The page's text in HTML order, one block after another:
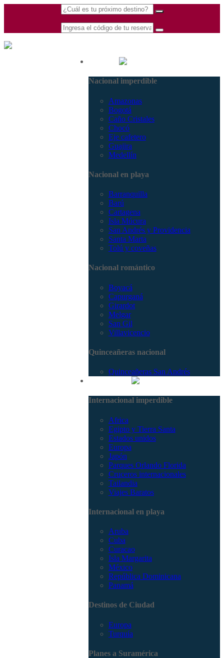
Nacional imperdible
Amazonas
Bogotá
Caño Cristales
Chocó
Eje cafetero
Guajira
Medellín
Nacional en playa
Barranquilla
Barú
Cartagena
Isla Múcura
San Andrés y Providencia
Santa Marta
Tolú y coveñas
Nacional romántico
Boyacá
Capurganá
Girardot
Melgar
San Gil
Villavicencio
Quinceañeras nacional
Quinceañeras San Andrés
Internacional imperdible
Africa
Egipto y Tierra Santa
Estados unidos
Europa
Japón
Parques Orlando Florida
Cruceros internacionales
Tailandia
Viajes Baratos
Internacional en playa
Aruba
Cuba
Curacao
Isla Margarita
México
República Dominicana
Panamá
Destinos de Ciudad
Europa
Turquía
Planes a Suramérica